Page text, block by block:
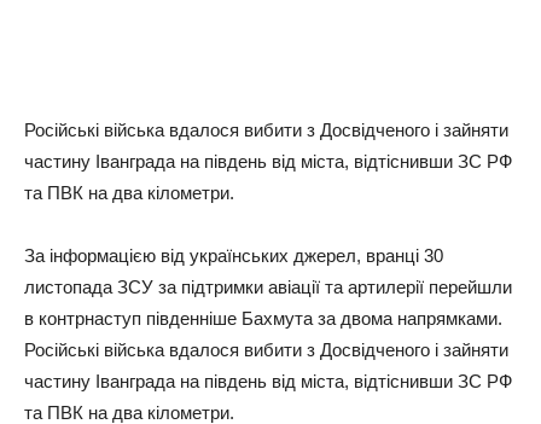
Російські війська вдалося вибити з Досвідченого і зайняти
частину Іванграда на південь від міста, відтіснивши ЗС РФ
та ПВК на два кілометри.
За інформацією від українських джерел, вранці 30
листопада ЗСУ за підтримки авіації та артилерії перейшли
в контрнаступ південніше Бахмута за двома напрямками.
Російські війська вдалося вибити з Досвідченого і зайняти
частину Іванграда на південь від міста, відтіснивши ЗС РФ
та ПВК на два кілометри.